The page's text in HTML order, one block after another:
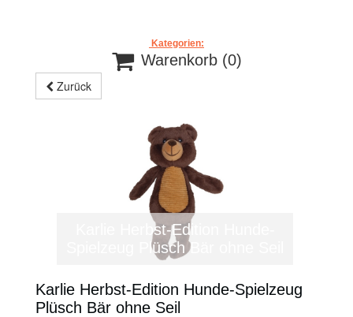
Kategorien:
 Warenkorb (0)
Zurück
Karlie Herbst-Edition Hunde-
Spielzeug Plüsch Bär ohne Seil
Karlie Herbst-Edition Hunde-Spielzeug
Plüsch Bär ohne Seil